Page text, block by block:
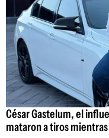
César Gastelum, el
mataron a tiros